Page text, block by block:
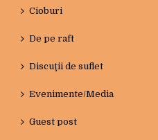
Cioburi
De pe raft
Discuţii de suflet
Evenimente/Media
Guest post